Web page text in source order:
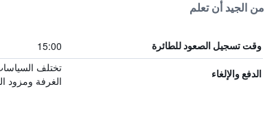
من الجيد أن تعلم
وقت تسجيل الصعود للطائرة 15:00
الدفع والإلغاء
تختلف
الغرفة ومزود